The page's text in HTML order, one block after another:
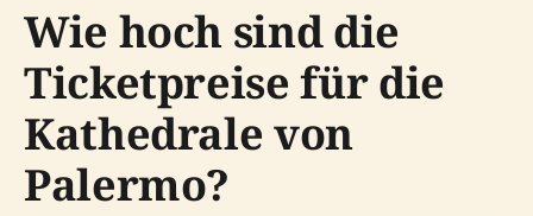
Wie hoch sind die
Ticketpreise für die
Kathedrale von
Palermo?